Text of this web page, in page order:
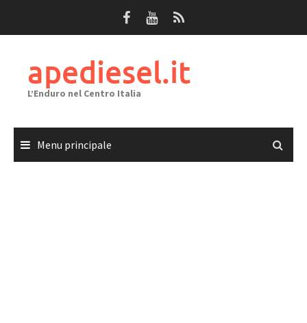
apediesel.it
L’Enduro nel Centro Italia
Menu principale